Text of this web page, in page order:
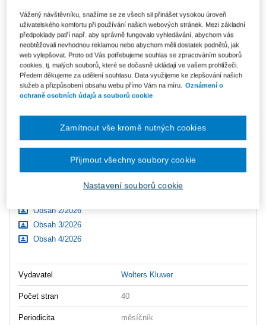
Ke stažení
Obsah 1/2025
Obsah 2/2025
Obsah 3/2025
Obsah 4/2025
Obsah 5/2025
Obsah 8/2025
Obsah 9/2025
Obsah 11/2025
Obsah 12/2025
Obsah 2/2026
Obsah 3/2026
Obsah 4/2026
Vydavatel Wolters Kluwer
Počet stran 40
Periodicita měsíčník
Vážený návštěvníku, snažíme se ze všech sil přinášet vysokou úroveň
uživatelského komfortu při používání našich webových stránek. Mezi základní
předpoklady patří např. aby správně fungovalo vyhledávání, abychom vás
neobtěžovali nevhodnou reklamou nebo abychom měli dostatek podnětů, jak
web vylepšovat. Proto od Vás potřebujeme souhlas se zpracováním souborů
cookies, tj. malých souborů, které se dočasně ukládají ve vašem prohlížeči.
Předem děkujeme za udělení souhlasu. Data využijeme ke zlepšování našich
služeb a přizpůsobení obsahu webu přímo Vám na míru. Oznámení o
ochraně osobních údajů a souborů cookie
Nastavení souborů cookie
Zamítnout vše kromě nutných cookies
Přijmout všechny soubory cookie